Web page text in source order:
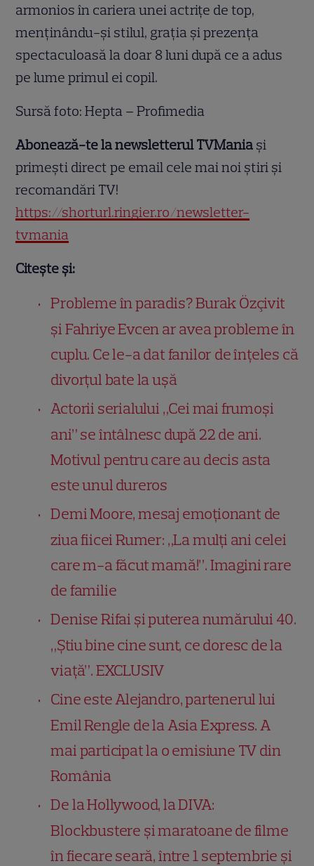
armonios în cariera unei actrițe de top,
menținându-și stilul, grația și prezența
spectaculoasă la doar 8 luni după ce a adus
pe lume primul ei copil.
Sursă foto: Hepta – Profimedia
Abonează-te la newsletterul TVMania și
primești direct pe email cele mai noi știri și
recomandări TV!
https://shorturl.ringier.ro/newsletter-
tvmania
Citește și:
Probleme în paradis? Burak Özçivit
și Fahriye Evcen ar avea probleme în
cuplu. Ce le-a dat fanilor de înțeles că
divorțul bate la ușă
Actorii serialului „Cei mai frumoși
ani” se întâlnesc după 22 de ani.
Motivul pentru care au decis asta
este unul dureros
Demi Moore, mesaj emoționant de
ziua fiicei Rumer: „La mulți ani celei
care m-a făcut mamă!”. Imagini rare
de familie
Denise Rifai și puterea numărului 40.
„Ştiu bine cine sunt, ce doresc de la
viaţă”. EXCLUSIV
Cine este Alejandro, partenerul lui
Emil Rengle de la Asia Express. A
mai participat la o emisiune TV din
România
De la Hollywood, la DIVA:
Blockbustere și maratoane de filme
în fiecare seară, între 1 septembrie și